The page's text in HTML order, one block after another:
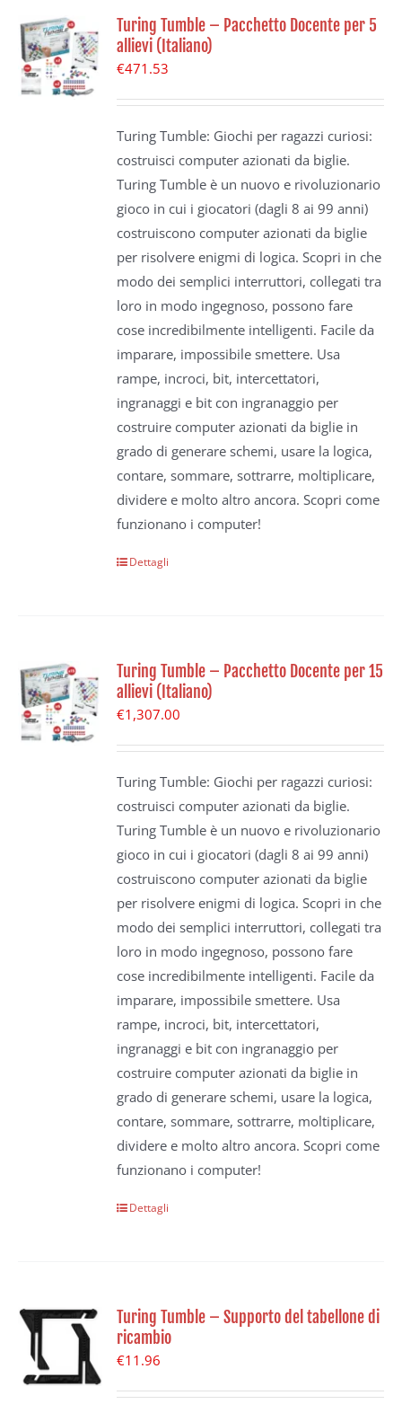
Turing Tumble – Pacchetto Docente per 5
allievi (Italiano)
€471.53
Turing Tumble: Giochi per ragazzi curiosi:
costruisci computer azionati da biglie.
Turing Tumble è un nuovo e rivoluzionario
gioco in cui i giocatori (dagli 8 ai 99 anni)
costruiscono computer azionati da biglie
per risolvere enigmi di logica. Scopri in che
modo dei semplici interruttori, collegati tra
loro in modo ingegnoso, possono fare
cose incredibilmente intelligenti. Facile da
imparare, impossibile smettere. Usa
rampe, incroci, bit, intercettatori,
ingranaggi e bit con ingranaggio per
costruire computer azionati da biglie in
grado di generare schemi, usare la logica,
contare, sommare, sottrarre, moltiplicare,
dividere e molto altro ancora. Scopri come
funzionano i computer!
Dettagli
Turing Tumble – Pacchetto Docente per 15
allievi (Italiano)
€1,307.00
Turing Tumble: Giochi per ragazzi curiosi:
costruisci computer azionati da biglie.
Turing Tumble è un nuovo e rivoluzionario
gioco in cui i giocatori (dagli 8 ai 99 anni)
costruiscono computer azionati da biglie
per risolvere enigmi di logica. Scopri in che
modo dei semplici interruttori, collegati tra
loro in modo ingegnoso, possono fare
cose incredibilmente intelligenti. Facile da
imparare, impossibile smettere. Usa
rampe, incroci, bit, intercettatori,
ingranaggi e bit con ingranaggio per
costruire computer azionati da biglie in
grado di generare schemi, usare la logica,
contare, sommare, sottrarre, moltiplicare,
dividere e molto altro ancora. Scopri come
funzionano i computer!
Dettagli
Turing Tumble – Supporto del tabellone di
ricambio
€11.96